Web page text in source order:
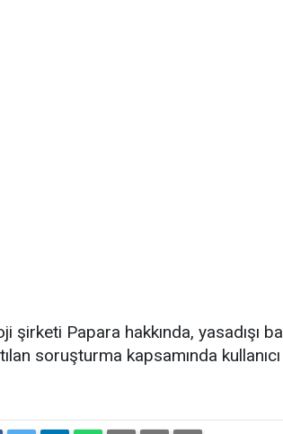
şirketi Papara hakkında, yasadışı
soruşturma kapsamında